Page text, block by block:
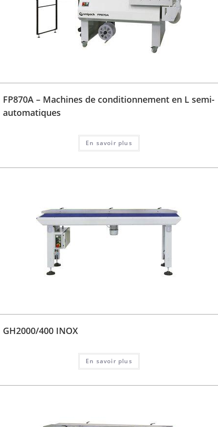
FP870A – Machines de conditionnement en L semi-
automatiques
En savoir plus
GH2000/400 INOX
En savoir plus